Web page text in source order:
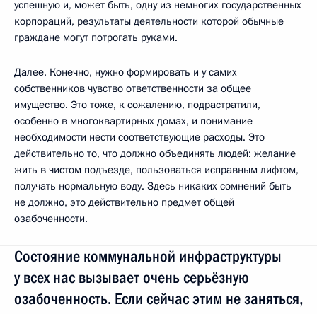
успешную и, может быть, одну из немногих государственных
корпораций, результаты деятельности которой обычные
граждане могут потрогать руками.
Далее. Конечно, нужно формировать и у самих
собственников чувство ответственности за общее
имущество. Это тоже, к сожалению, подрастратили,
особенно в многоквартирных домах, и понимание
необходимости нести соответствующие расходы. Это
действительно то, что должно объединять людей: желание
жить в чистом подъезде, пользоваться исправным лифтом,
получать нормальную воду. Здесь никаких сомнений быть
не должно, это действительно предмет общей
озабоченности.
Состояние коммунальной инфраструктуры
у всех нас вызывает очень серьёзную
озабоченность. Если сейчас этим не заняться,